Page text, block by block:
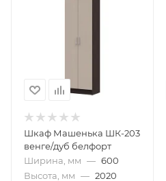
Шкаф Машенька ШК-203
венге/дуб белфорт
Ширина, мм — 600
Высота, мм — 2020